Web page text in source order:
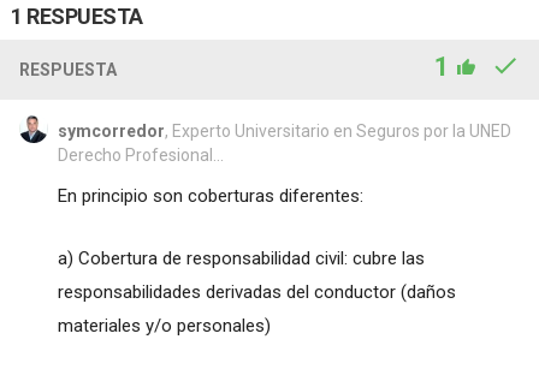
1 RESPUESTA
RESPUESTA 1
symcorredor, Experto Universitario en Seguros por la UNED
Derecho Profesional...
En principio son coberturas diferentes:
a) Cobertura de responsabilidad civil: cubre las
responsabilidades derivadas del conductor (daños
materiales y/o personales)